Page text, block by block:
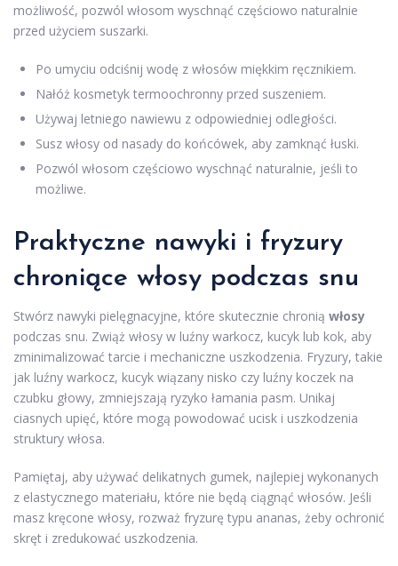
możliwość, pozwól włosom wyschnąć częściowo naturalnie
przed użyciem suszarki.
Po umyciu odciśnij wodę z włosów miękkim ręcznikiem.
Nałóż kosmetyk termoochronny przed suszeniem.
Używaj letniego nawiewu z odpowiedniej odległości.
Susz włosy od nasady do końcówek, aby zamknąć łuski.
Pozwól włosom częściowo wyschnąć naturalnie, jeśli to
możliwe.
Praktyczne nawyki i fryzury
chroniące włosy podczas snu
Stwórz nawyki pielęgnacyjne, które skutecznie chronią włosy
podczas snu. Zwiąż włosy w luźny warkocz, kucyk lub kok, aby
zminimalizować tarcie i mechaniczne uszkodzenia. Fryzury, takie
jak luźny warkocz, kucyk wiązany nisko czy luźny koczek na
czubku głowy, zmniejszają ryzyko łamania pasm. Unikaj
ciasnych upięć, które mogą powodować ucisk i uszkodzenia
struktury włosa.
Pamiętaj, aby używać delikatnych gumek, najlepiej wykonanych
z elastycznego materiału, które nie będą ciągnąć włosów. Jeśli
masz kręcone włosy, rozważ fryzurę typu ananas, żeby ochronić
skręt i zredukować uszkodzenia.